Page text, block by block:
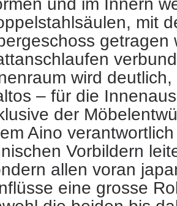
mit
getragen
wird
– für die
der
Aino
Vorbildern
allen voran
eine grosse